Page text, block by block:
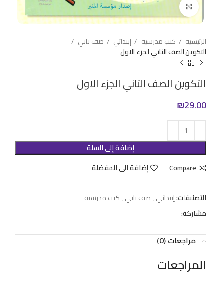
Click to enlarge
الرئيسية كتب مدرسية إبتدائي
صف ثاني
التكوين الصف الثاني الجزء الاول
التكوين الصف الثاني الجزء الاول
₪29.00
إضافة إلى السلة
Compare
إضافة الى المفضلة
التصنيفات:إبتدائي, صف ثاني, كتب مدرسية
مشاركة:
مراجعات (0)
المراجعات